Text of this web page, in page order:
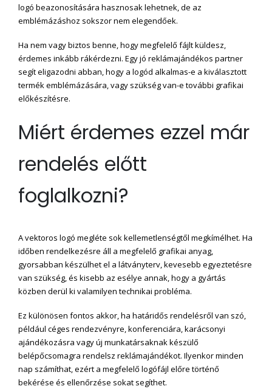
logó beazonosítására hasznosak lehetnek, de az
emblémázáshoz sokszor nem elegendőek.
Ha nem vagy biztos benne, hogy megfelelő fájlt küldesz,
érdemes inkább rákérdezni. Egy jó reklámajándékos partner
segít eligazodni abban, hogy a logód alkalmas-e a kiválasztott
termék emblémázására, vagy szükség van-e további grafikai
előkészítésre.
Miért érdemes ezzel már
rendelés előtt
foglalkozni?
A vektoros logó megléte sok kellemetlenségtől megkímélhet. Ha
időben rendelkezésre áll a megfelelő grafikai anyag,
gyorsabban készülhet el a látványterv, kevesebb egyeztetésre
van szükség, és kisebb az esélye annak, hogy a gyártás
közben derül ki valamilyen technikai probléma.
Ez különösen fontos akkor, ha határidős rendelésről van szó,
például céges rendezvényre, konferenciára, karácsonyi
ajándékozásra vagy új munkatársaknak készülő
belépőcsomagra rendelsz reklámajándékot. Ilyenkor minden
nap számíthat, ezért a megfelelő logófájl előre történő
bekérése és ellenőrzése sokat segíthet.